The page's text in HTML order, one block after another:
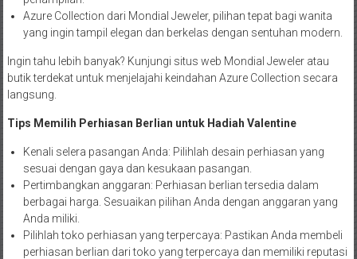
Azure Collection dari Mondial Jeweler, pilihan tepat bagi wanita
yang ingin tampil elegan dan berkelas dengan sentuhan modern.
Ingin tahu lebih banyak? Kunjungi situs web Mondial Jeweler atau
butik terdekat untuk menjelajahi keindahan Azure Collection secara
langsung.
Tips Memilih Perhiasan Berlian untuk Hadiah Valentine
Kenali selera pasangan Anda: Pilihlah desain perhiasan yang
sesuai dengan gaya dan kesukaan pasangan.
Pertimbangkan anggaran: Perhiasan berlian tersedia dalam
berbagai harga. Sesuaikan pilihan Anda dengan anggaran yang
Anda miliki.
Pilihlah toko perhiasan yang terpercaya: Pastikan Anda membeli
perhiasan berlian dari toko yang terpercaya dan memiliki reputasi